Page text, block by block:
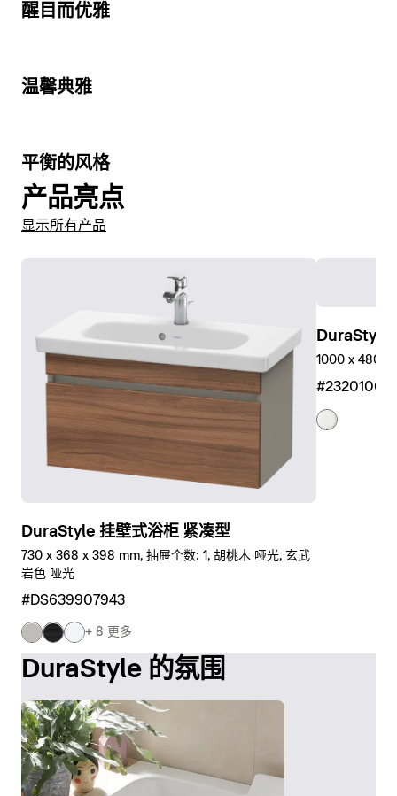
3
醒目而优雅
5
温馨典雅
3
平衡的风格
产品亮点
显示所有产品
DuraStyle 挂壁式浴柜 紧凑型
730 x 368 x 398 mm, 抽屉个数: 1, 胡桃木 哑光, 玄武
岩色 哑光
#DS639907943
+ 8 更多
DuraStyle
1000 x 480
DuraStyle 的氛围